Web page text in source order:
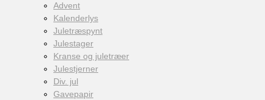
Advent
Kalenderlys
Juletræspynt
Julestager
Kranse og juletræer
Julestjerner
Div. jul
Gavepapir